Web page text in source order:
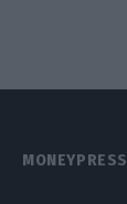
MONEYPRESS